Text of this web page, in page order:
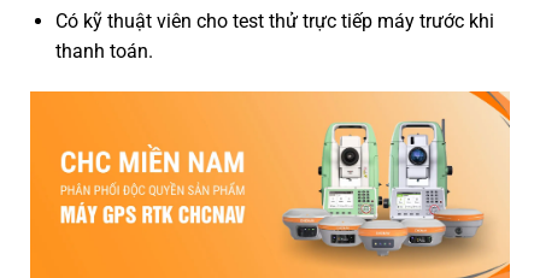
Có kỹ thuật viên cho test thử trực tiếp máy trước khi
thanh toán.